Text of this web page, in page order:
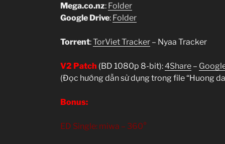
Mega.co.nz: Folder
Google Drive: Folder
Torrent:TorViet Tracker – Nyaa Tracker
V2 Patch (BD 1080p 8-bit):4Share –
(Đọc hướng dẫn sử dụng trong file “Huong
Bonus:
ED Single: miwa – 360°